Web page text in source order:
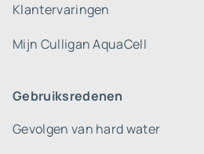
Klantervaringen
Mijn Culligan AquaCell
Gebruiksredenen
Gevolgen van hard water